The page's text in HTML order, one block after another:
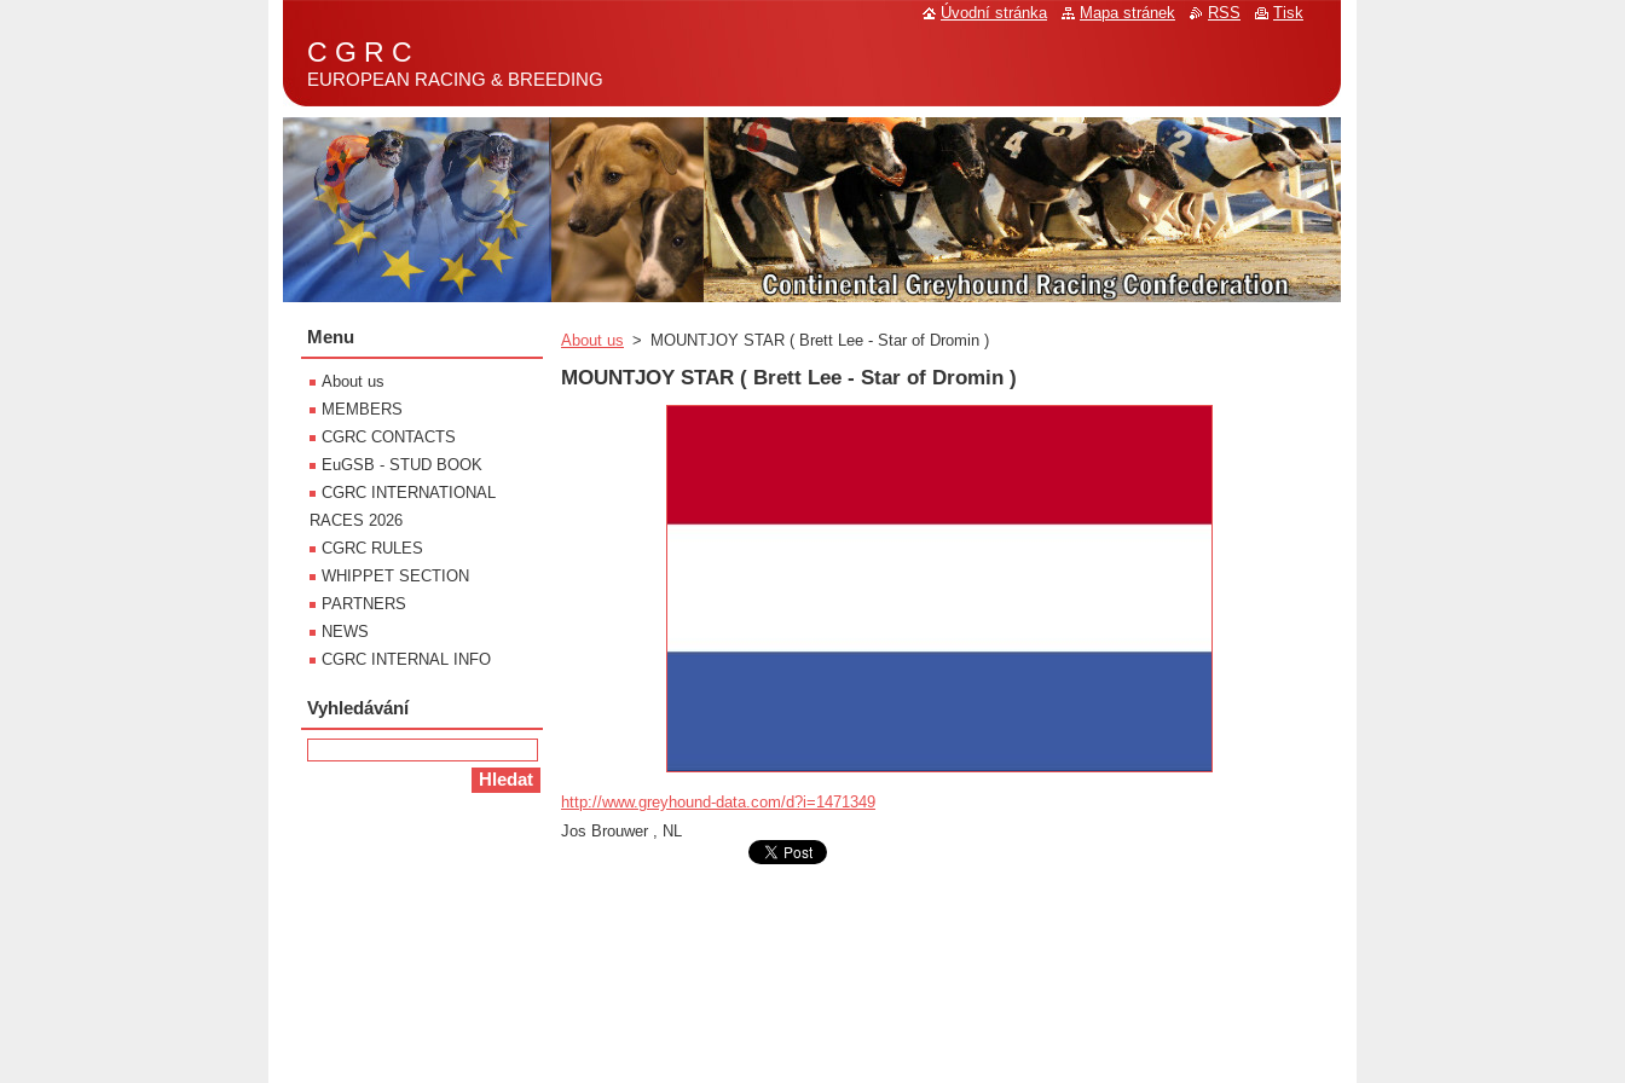
C G R C
EUROPEAN RACING & BREEDING
About us > MOUNTJOY STAR ( Brett Lee - Star of Dromin )
MOUNTJOY STAR ( Brett Lee - Star of Dromin )
http://www.greyhound-data.com/d?i=1471349
Jos Brouwer , NL
Menu
About us
MEMBERS
CGRC CONTACTS
EuGSB - STUD BOOK
CGRC INTERNATIONAL
RACES 2026
CGRC RULES
WHIPPET SECTION
PARTNERS
NEWS
CGRC INTERNAL INFO
Vyhledávání
Úvodní stránka Mapa stránek RSS Tisk